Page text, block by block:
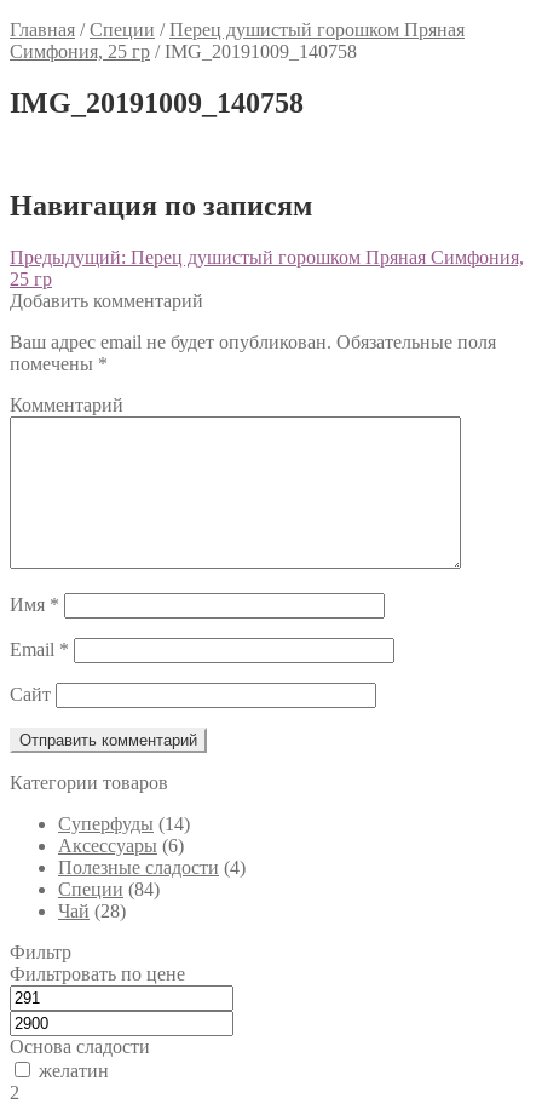
Главная /Специи /Перец душистый горошком Пряная
Симфония, 25 гр /IMG_20191009_140758
IMG_20191009_140758
Навигация по записям
Предыдущий: Перец душистый горошком Пряная Симфония,
25 гр
Добавить комментарий
Ваш адрес email не будет опубликован. Обязательные поля
помечены *
Комментарий
Имя *
Email *
Сайт
Категории товаров
Cуперфуды (14)
Аксессуары (6)
Полезные сладости (4)
Специи (84)
Чай (28)
Фильтр
Фильтровать по цене
Основа сладости
желатин
2